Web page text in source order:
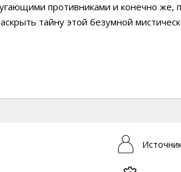
противниками и конечно же,
тайну этой безумной